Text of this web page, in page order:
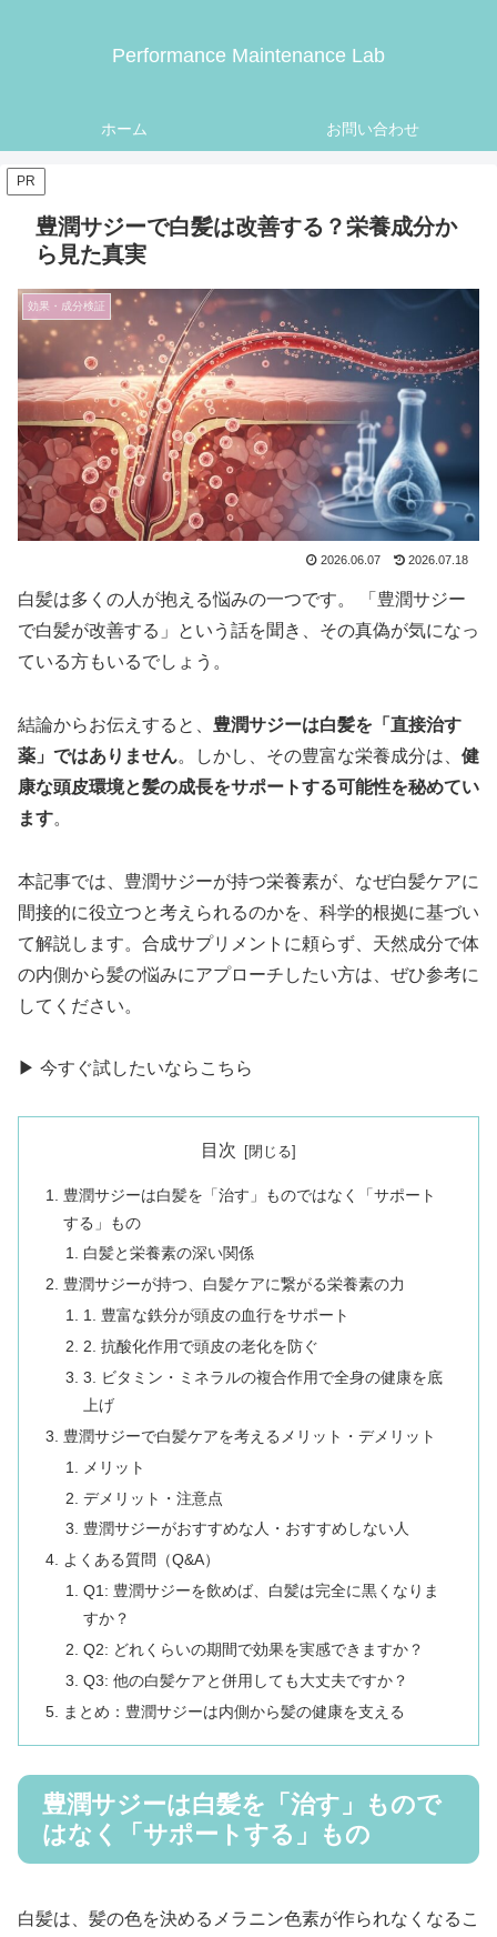
Performance Maintenance Lab
ホーム お問い合わせ
PR
豊潤サジーで白髪は改善する？栄養成分か
ら見た真実
効果・成分検証
2026.06.07 2026.07.18
白髪は多くの人が抱える悩みの一つです。 「豊潤サジー
で白髪が改善する」という話を聞き、その真偽が気になっ
ている方もいるでしょう。
結論からお伝えすると、 豊潤サジーは白髪を「直接治す
薬」ではありません。しかし、その豊富な栄養成分は、 健
康な頭皮環境と髪の成長をサポートする可能性を秘めてい
ます。
本記事では、豊潤サジーが持つ栄養素が、なぜ白髪ケアに
間接的に役立つと考えられるのかを、科学的根拠に基づい
て解説します。合成サプリメントに頼らず、天然成分で体
の内側から髪の悩みにアプローチしたい方は、ぜひ参考に
してください。
▶ 今すぐ試したいならこちら
目次
豊潤サジーは白髪を「治す」ものではなく「サポート
する」もの
白髪と栄養素の深い関係
豊潤サジーが持つ、白髪ケアに繋がる栄養素の力
1. 豊富な鉄分が頭皮の血行をサポート
2. 抗酸化作用で頭皮の老化を防ぐ
3. ビタミン・ミネラルの複合作用で全身の健康を底
上げ
豊潤サジーで白髪ケアを考えるメリット・デメリット
メリット
デメリット・注意点
豊潤サジーがおすすめな人・おすすめしない人
よくある質問（Q&A）
Q1: 豊潤サジーを飲めば、白髪は完全に黒くなりま
すか？
Q2: どれくらいの期間で効果を実感できますか？
Q3: 他の白髪ケアと併用しても大丈夫ですか？
まとめ：豊潤サジーは内側から髪の健康を支える
豊潤サジーは白髪を「治す」もので
はなく「サポートする」もの
白髪は、髪の色を決めるメラニン色素が作られなくなるこ